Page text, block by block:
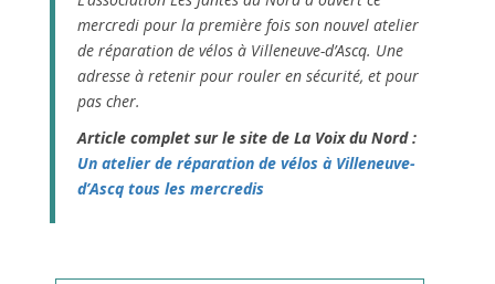
mercredi pour la première fois son nouvel atelier
de réparation de vélos à Villeneuve-d’Ascq. Une
adresse à retenir pour rouler en sécurité, et pour
pas cher.
Article complet sur le site de La Voix du Nord :
Un atelier de réparation de vélos à Villeneuve-
d’Ascq tous les mercredis